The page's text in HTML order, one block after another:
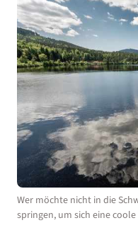
Wer möchte nicht in die
springen, um sich eine